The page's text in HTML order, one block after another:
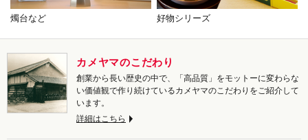
燭台など 好物シリーズ
カメヤマのこだわり
創業から長い歴史の中で、「高品質」をモットーに変わらな
い価値観で作り続けているカメヤマのこだわりをご紹介して
います。
詳細はこちら